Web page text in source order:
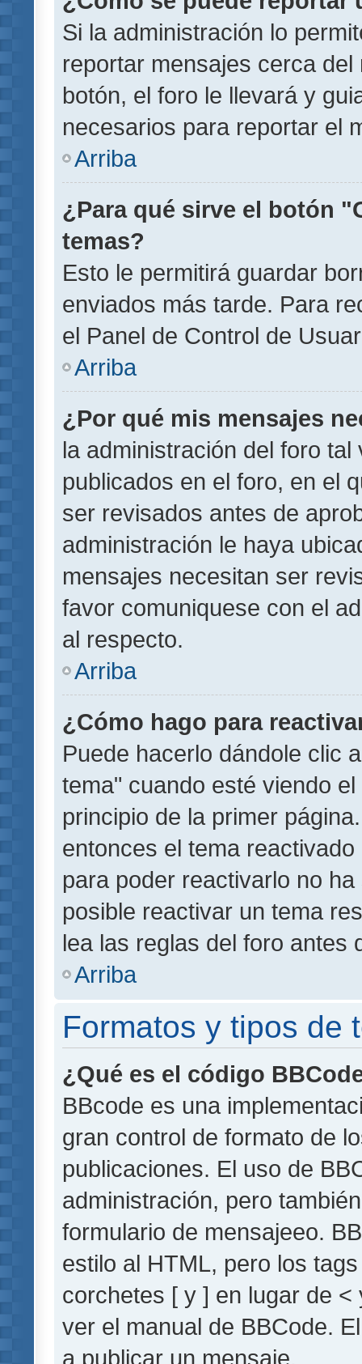
Si la administración lo
reportar mensajes cerca
botón, el foro le llevará y
necesarios para reportar el
Arriba
¿Para qué sirve el botón
temas?
Esto le permitirá guardar
enviados más tarde. Para
el Panel de Control de
Arriba
¿Por qué mis mensajes
la administración del foro
publicados en el foro, en el
ser revisados antes de
administración le haya
mensajes necesitan ser
favor comuniquese con el
al respecto.
Arriba
¿Cómo hago para
Puede hacerlo dándole clic
tema" cuando esté viendo
principio de la primer
entonces el tema
para poder reactivarlo no
posible reactivar un tema
lea las reglas del foro antes
Arriba
Formatos y tipos de
¿Qué es el código
BBcode es una
gran control de formato de
publicaciones. El uso de
administración, pero
formulario de mensajeeo.
estilo al HTML, pero los
corchetes [ y ] en lugar de
ver el manual de BBCode.
a publicar un mensaje.